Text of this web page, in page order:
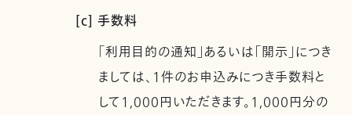
[c] 手数料
「利用目的の通知」あるいは「開示」につき
ましては、1件のお申込みにつき手数料と
して1,000円いただきます。1,000円分の